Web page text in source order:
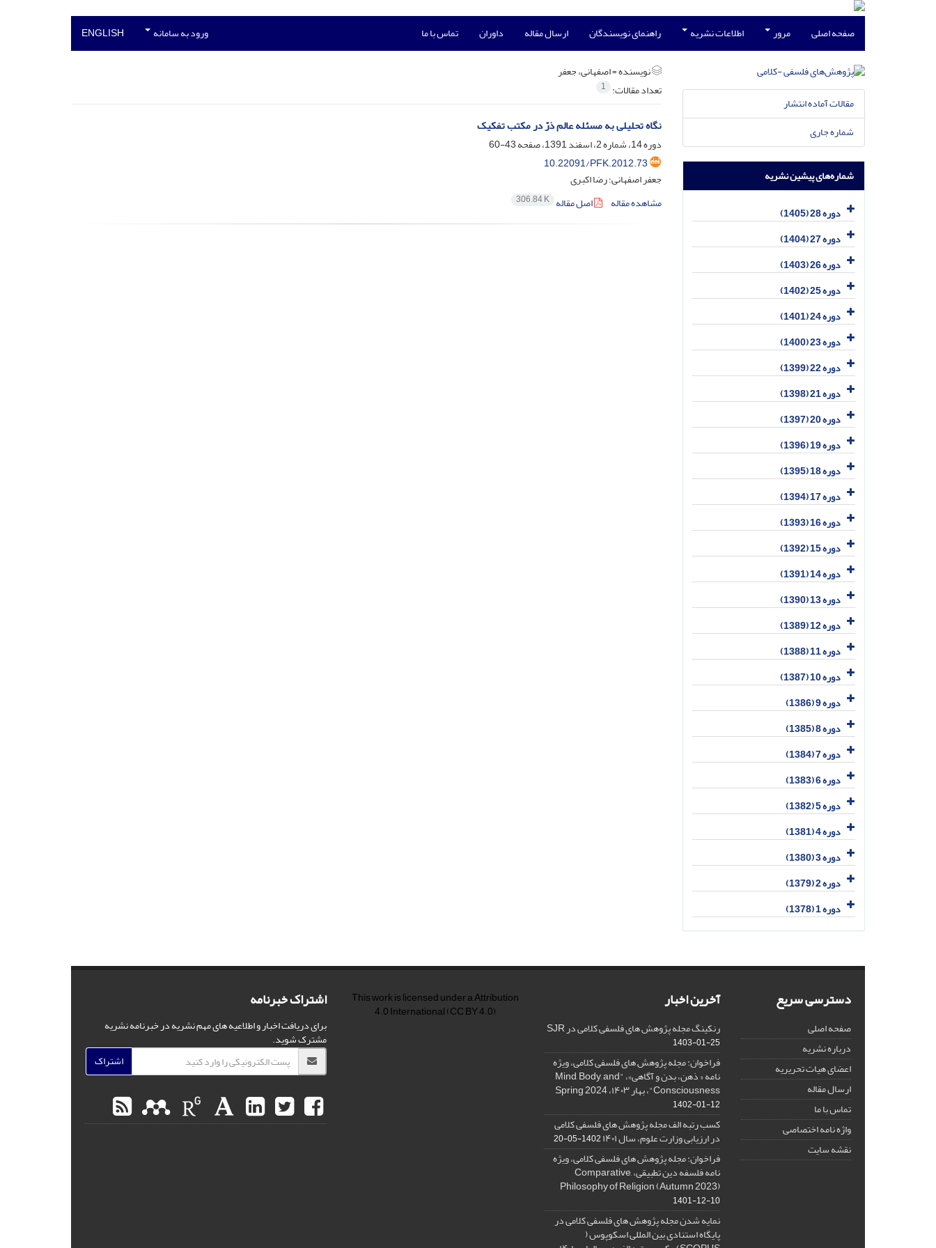
صفحه اصلی مرور اطلاعات نشریه راهنمای نویسندگان ارسال مقاله داوران تماس با ما ورود به سامانه ENGLISH
نویسنده =اصفهانی، جعفر
تعداد مقالات: 1
نگاه تحلیلی به مسئله عالم ذرّ در مکتب تفکیک
دوره 14، شماره 2، اسفند 1391، صفحه
43-60
10.22091/PFK.2012.73
جعفر اصفهانی؛ رضا اکبری
مشاهده مقاله
اصل مقاله 306.84 K
مقالات آماده انتشار
شماره جاری
شماره‌های پیشین نشریه
دوره 28 (1405)
دوره 27 (1404)
دوره 26 (1403)
دوره 25 (1402)
دوره 24 (1401)
دوره 23 (1400)
دوره 22 (1399)
دوره 21 (1398)
دوره 20 (1397)
دوره 19 (1396)
دوره 18 (1395)
دوره 17 (1394)
دوره 16 (1393)
دوره 15 (1392)
دوره 14 (1391)
دوره 13 (1390)
دوره 12 (1389)
دوره 11 (1388)
دوره 10 (1387)
دوره 9 (1386)
دوره 8 (1385)
دوره 7 (1384)
دوره 6 (1383)
دوره 5 (1382)
دوره 4 (1381)
دوره 3 (1380)
دوره 2 (1379)
دوره 1 (1378)
دسترسی سریع
صفحه اصلی
درباره نشریه
اعضای هیات تحریریه
ارسال مقاله
تماس با ما
واژه نامه اختصاصی
نقشه سایت
آخرین اخبار
رنکینگ مجله پژوهش های فلسفی کلامی در SJR
1403-01-25
فراخوان: مجله پژوهش های فلسفی کلامی، ویژه
نامه « ذهن، بدن و آگاهی»، "Mind, Body, and
Consciousness"، بهار ۱۴۰۳، Spring 2024
1402-01-12
کسب رتبه الف مجله پژوهش های فلسفی کلامی
در ارزیابی وزارت علوم، سال ۱۴۰۱ 1402-05-20
فراخوان: مجله پژوهش های فلسفی کلامی، ویژه
نامه فلسفه دین تطبیقی، ,Comparative
Philosophy of Religion (Autumn 2023)
1401-12-10
نمایه شدن مجله پژوهش های فلسفی کلامی در
پایگاه استنادی بین المللی اسکوپوس (
This work is licensed under aAttribution
4.0 International(CC BY 4.0) اشتراک خبرنامه
برای دریافت اخبار و اطلاعیه های مهم نشریه در خبرنامه نشریه
مشترک شوید.
اشتراک